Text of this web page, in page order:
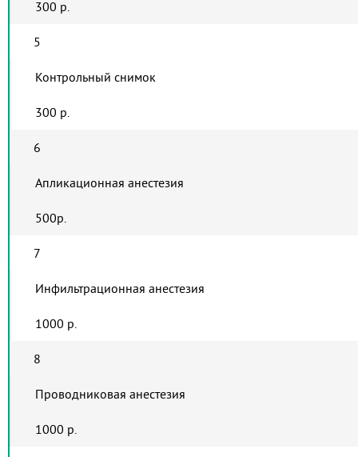
300 р.
5
Контрольный снимок
300 р.
6
Апликационная анестезия
500р.
7
Инфильтрационная анестезия
1000 р.
8
Проводниковая анестезия
1000 р.